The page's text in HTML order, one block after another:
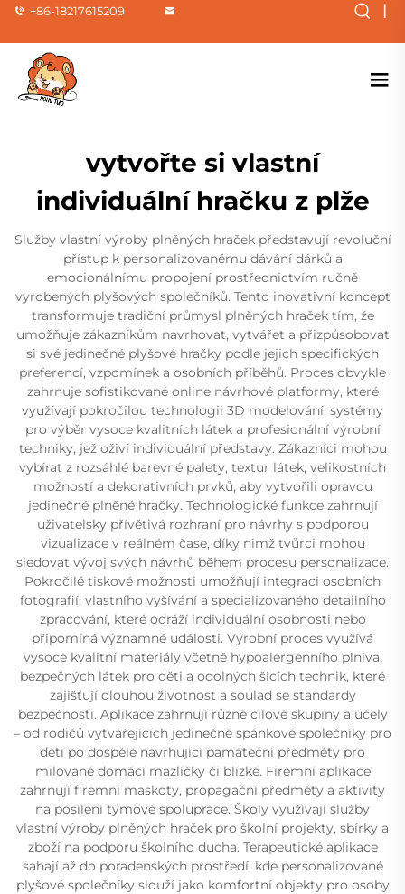
+86-18217615209 |
vytvořte si vlastní
individuální hračku z plže
Služby vlastní výroby plněných hraček představují revoluční
přístup k personalizovanému dávání dárků a
emocionálnímu propojení prostřednictvím ručně
vyrobených plyšových společníků. Tento inovativní koncept
transformuje tradiční průmysl plněných hraček tím, že
umožňuje zákazníkům navrhovat, vytvářet a přizpůsobovat
si své jedinečné plyšové hračky podle jejich specifických
preferencí, vzpomínek a osobních příběhů. Proces obvykle
zahrnuje sofistikované online návrhové platformy, které
využívají pokročilou technologii 3D modelování, systémy
pro výběr vysoce kvalitních látek a profesionální výrobní
techniky, jež oživí individuální představy. Zákazníci mohou
vybírat z rozsáhlé barevné palety, textur látek, velikostních
možností a dekorativních prvků, aby vytvořili opravdu
jedinečné plněné hračky. Technologické funkce zahrnují
uživatelsky přívětivá rozhraní pro návrhy s podporou
vizualizace v reálném čase, díky nimž tvůrci mohou
sledovat vývoj svých návrhů během procesu personalizace.
Pokročilé tiskové možnosti umožňují integraci osobních
fotografií, vlastního vyšívání a specializovaného detailního
zpracování, které odráží individuální osobnosti nebo
připomíná významné události. Výrobní proces využívá
vysoce kvalitní materiály včetně hypoalergenního plniva,
bezpečných látek pro děti a odolných šicích technik, které
zajišťují dlouhou životnost a soulad se standardy
bezpečnosti. Aplikace zahrnují různé cílové skupiny a účely
– od rodičů vytvářejících jedinečné spánkové společníky pro
děti po dospělé navrhující památeční předměty pro
milované domácí mazlíčky či blízké. Firemní aplikace
zahrnují firemní maskoty, propagační předměty a aktivity
na posílení týmové spolupráce. Školy využívají služby
vlastní výroby plněných hraček pro školní projekty, sbírky a
zboží na podporu školního ducha. Terapeutické aplikace
sahají až do poradenských prostředí, kde personalizované
plyšové společníky slouží jako komfortní objekty pro osoby